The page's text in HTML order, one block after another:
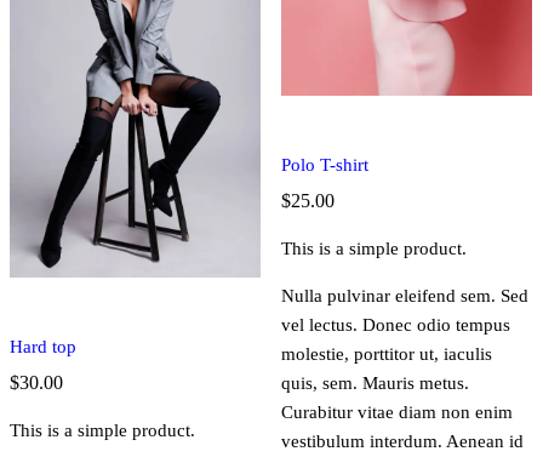
Hard top
$30.00
This is a simple product.
Polo T-shirt
$25.00
This is a simple product.
Nulla pulvinar eleifend sem. Sed
vel lectus. Donec odio tempus
molestie, porttitor ut, iaculis
quis, sem. Mauris metus.
Curabitur vitae diam non enim
vestibulum interdum. Aenean id